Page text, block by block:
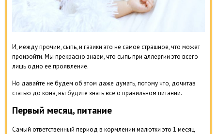
И, между прочим, сыпь, и газики это не самое страшное, что может
произойти. Мы прекрасно знаем, что сыпь при аллергии это всего
лишь одно ее проявление.
Но давайте не будем об этом даже думать, потому что, дочитав
статью до кона, вы будите знать все о правильном питании.
Первый месяц, питание
Самый ответственный период в кормлении малютки это 1 месяц